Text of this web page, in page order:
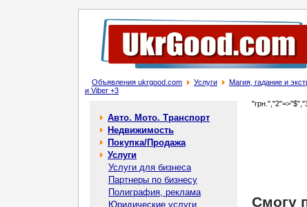
Объявления ukrgood.com Услуги Магия, гадание и
и Viber +3
Авто. Мото. Транспорт
Недвижимость
Покупка/Продажа
Услуги
Услуги для бизнеса
Партнеры по бизнесу
Полиграфия, реклама
Юридические услуги
Смогу